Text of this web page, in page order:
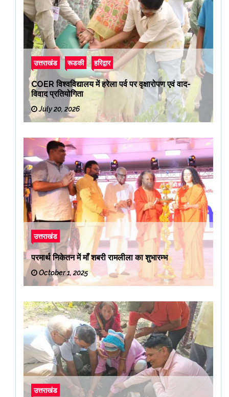
उत्तराखंड रूडकी हरिद्वार
COER विश्वविद्यालय में हरेला पर्व पर वृक्षारोपण एवं वाद-
विवाद प्रतियोगिता
July 20, 2026
उत्तराखंड
परमार्थ निकेतन में माँ शबरी रामलीला का शुभारम्भ
October 1, 2025
उत्तराखंड